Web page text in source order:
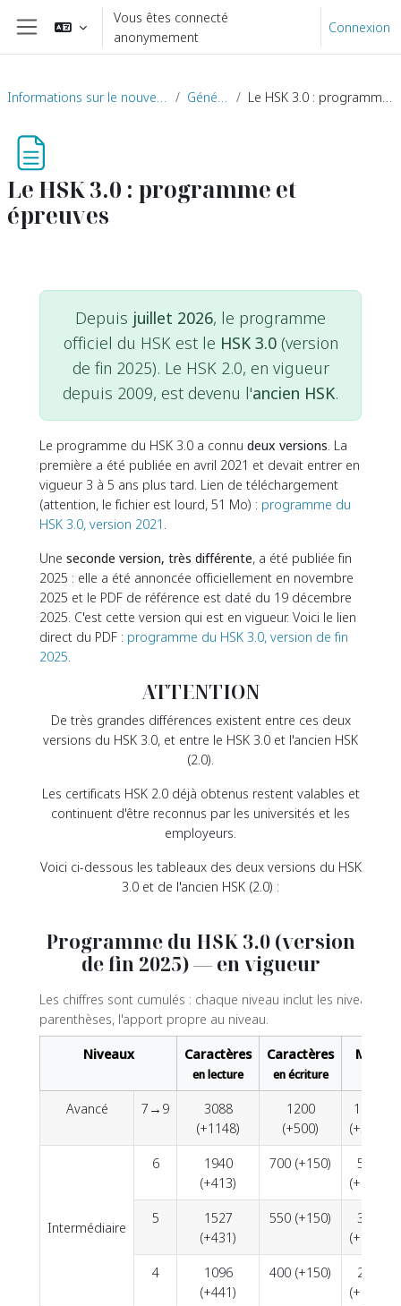
Passer au contenu principal
Panneau latéral
Vous êtes connecté
anonymement
Connexion
Informations sur le nouveau HSK (2021) Généralités Le HSK 3.0 : programme et épreuves
Le HSK 3.0 : programme et
épreuves
Depuis juillet 2026, le programme
officiel du HSK est le HSK 3.0(version
de fin 2025). Le HSK 2.0, en vigueur
depuis 2009, est devenu l'ancien HSK.
Le programme du HSK 3.0 a connu deux versions . La
première a été publiée en avril 2021 et devait entrer en
vigueur 3 à 5 ans plus tard. Lien de téléchargement
(attention, le fichier est lourd, 51 Mo) : programme du
HSK 3.0, version 2021
Une seconde version, très différente, a été publiée fin
2025 : elle a été annoncée officiellement en novembre
2025 et le PDF de référence est daté du 19 décembre
2025. C'est cette version qui est en vigueur. Voici le lien
direct du PDF : programme du HSK 3.0, version de fin
2025
ATTENTION
De très grandes différences existent entre ces deux
versions du HSK 3.0, et entre le HSK 3.0 et l'ancien HSK
(2.0).
Les certificats HSK 2.0 déjà obtenus restent valables et
continuent d'être reconnus par les universités et les
employeurs.
Voici ci-dessous les tableaux des deux versions du HSK
3.0 et de l'ancien HSK (2.0) :
Programme du HSK 3.0 (version
de fin 2025) — en vigueur
Les chiffres sont cumulés : chaque niveau inclut les niveaux
parenthèses, l'apport propre au niveau.
Niveaux
Caractères
en lecture
Caractères
en écriture
Mots
Avancé 7→9
3088
(+1148)
1200
(+500)
11000
(+5600)
Intermédiaire
6
1940
(+413)
700 (+150)
5400
(+1800)
5
1527
(+431)
550 (+150)
3600
(+1600)
4
1096
(+441)
400 (+150)
2000
(+1000)